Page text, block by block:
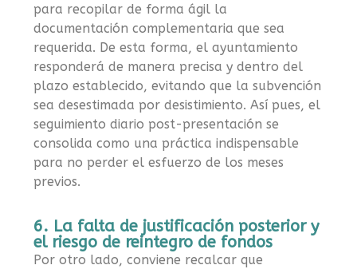
para recopilar de forma ágil la
documentación complementaria que sea
requerida. De esta forma, el ayuntamiento
responderá de manera precisa y dentro del
plazo establecido, evitando que la subvención
sea desestimada por desistimiento. Así pues, el
seguimiento diario post-presentación se
consolida como una práctica indispensable
para no perder el esfuerzo de los meses
previos.
6. La falta de justificación posterior y
el riesgo de reintegro de fondos
Por otro lado, conviene recalcar que